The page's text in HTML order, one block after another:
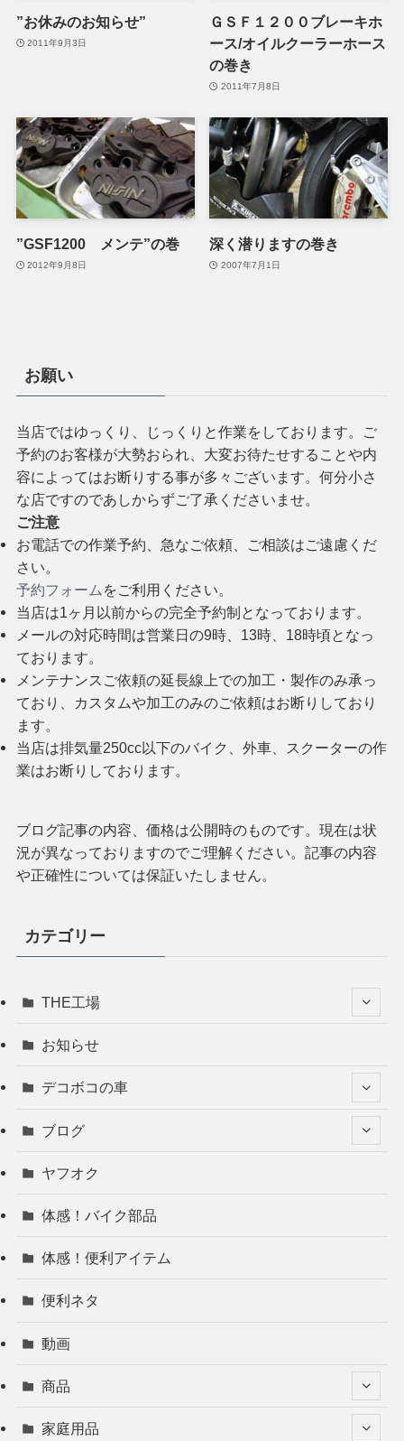
”お休みのお知らせ”
2011年9月3日
ＧＳＦ１２００ブレーキホ
ース/オイルクーラーホース
の巻き
2011年7月8日
”GSF1200 メンテ”の巻
2012年9月8日
深く潜りますの巻き
2007年7月1日
お願い
当店ではゆっくり、じっくりと作業をしております。ご
予約のお客様が大勢おられ、大変お待たせすることや内
容によってはお断りする事が多々ございます。何分小さ
な店ですのであしからずご了承くださいませ。
ご注意
お電話での作業予約、急なご依頼、ご相談はご遠慮くだ
さい。
予約フォーム をご利用ください。
当店は1ヶ月以前からの完全予約制となっております。
メールの対応時間は営業日の9時、13時、18時頃となっ
ております。
メンテナンスご依頼の延長線上での加工・製作のみ承っ
ており、カスタムや加工のみのご依頼はお断りしており
ます。
当店は排気量250cc以下のバイク、外車、スクーターの作
業はお断りしております。
ブログ記事の内容、価格は公開時のものです。現在は状
況が異なっておりますのでご理解ください。記事の内容
や正確性については保証いたしません。
カテゴリー
THE工場
お知らせ
デコボコの車
ブログ
ヤフオク
体感！バイク部品
体感！便利アイテム
便利ネタ
動画
商品
家庭用品